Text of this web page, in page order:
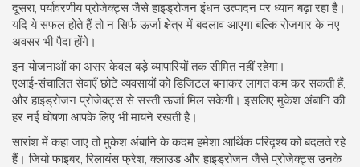
दूसरा, पर्यावरणीय प्रोजेक्ट्स जैसे हाइड्रोजन इंधन उत्पादन पर ध्यान बढ़ा रहा है।
यदि ये सफल होते हैं तो न सिर्फ ऊर्जा क्षेत्र में बदलाव आएगा बल्कि रोजगार के नए
अवसर भी पैदा होंगे।
इन योजनाओं का असर केवल बड़े व्यापारियों तक सीमित नहीं रहेगा।
एआई‑संचालित सेवाएँ छोटे व्यवसायों को डिजिटल बनाकर लागत कम कर सकती हैं,
और हाइड्रोजन प्रोजेक्ट्स से सस्ती ऊर्जा मिल सकेगी। इसलिए मुकेश अंबानि की
हर नई घोषणा आपके लिए भी मायने रखती है।
सारांश में कहा जाए तो मुकेश अंबानि के कदम हमेशा आर्थिक परिदृश्य को बदलते रहे
हैं। जियो फाइबर, रिलायंस फ्रेश, क्लाउड और हाइड्रोजन जैसे प्रोजेक्ट्स उनके